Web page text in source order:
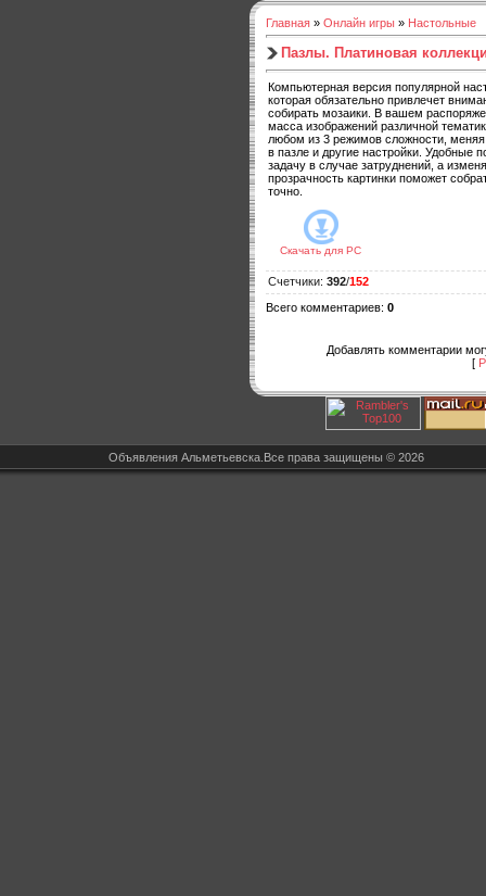
Главная » Онлайн игры » Настольные
Пазлы. Платиновая
Компьютерная версия популярной
которая обязательно привлечет
собирать мозаики. В вашем
масса изображений различной
любом из 3 режимов сложности,
в пазле и другие настройки. Удобные
задачу в случае затруднений, а
прозрачность картинки поможет
точно.
Скачать для PC
Счетчики: 392/152
Всего комментариев: 0
Добавлять комментарии
[
Объявления Альметьевска.Все права защищены © 2026